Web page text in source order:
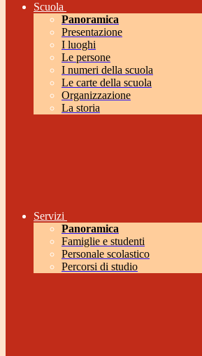
Scuola
Panoramica
Presentazione
I luoghi
Le persone
I numeri della scuola
Le carte della scuola
Organizzazione
La storia
Servizi
Panoramica
Famiglie e studenti
Personale scolastico
Percorsi di studio